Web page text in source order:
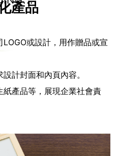
產品
LOGO或設計，用作贈品或宣
計封面和內頁內容。
紙產品等，展現企業社會責